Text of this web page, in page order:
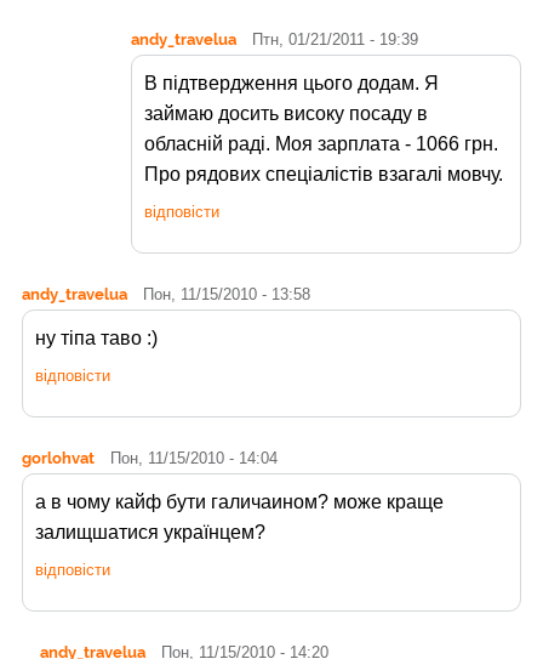
andy_travelua Птн, 01/21/2011 - 19:39
В пiдтвердження цього додам. Я
займаю досить високу посаду в
обласнiй радi. Моя зарплата - 1066 грн.
Про рядових спецiалiстiв взагалi мовчу.
відповісти
andy_travelua Пон, 11/15/2010 - 13:58
ну тіпа таво :)
відповісти
gorlohvat Пон, 11/15/2010 - 14:04
а в чому кайф бути галичаином? може краще
залищшатися українцем?
відповісти
andy_travelua Пон, 11/15/2010 - 14:20